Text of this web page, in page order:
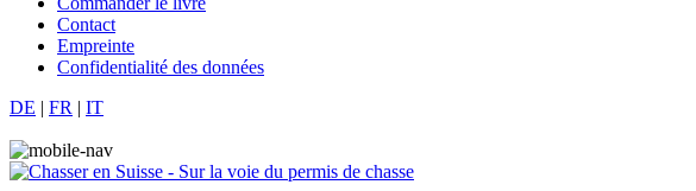
Contact
Empreinte
Confidentialité des données
DE | FR | IT